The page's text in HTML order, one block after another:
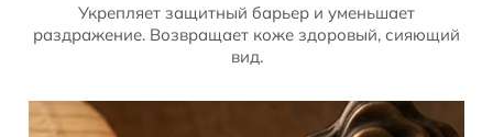
Укрепляет защитный барьер и уменьшает
раздражение. Возвращает коже здоровый, сияющий
вид.